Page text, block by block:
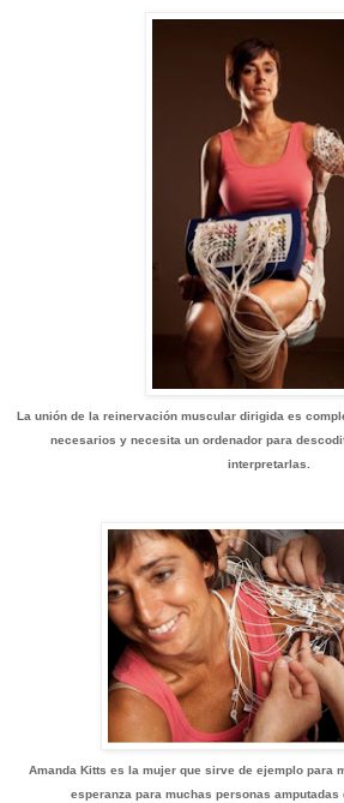
La unión de la reinervación muscular dirigida es
necesarios y necesita un ordenador para
interpretarlas.
Amanda Kitts es la mujer que sirve de ejemplo para
esperanza para muchas personas amputadas